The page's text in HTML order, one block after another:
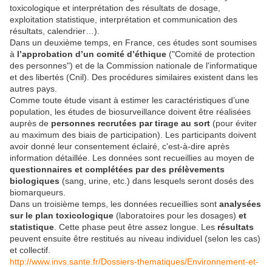
toxicologique et interprétation des résultats de dosage,
exploitation statistique, interprétation et communication des
résultats, calendrier…).
Dans un deuxième temps, en France, ces études sont soumises
à l’approbation d’un comité d’éthique ("Comité de protection
des personnes") et de la Commission nationale de l'informatique
et des libertés (Cnil). Des procédures similaires existent dans les
autres pays.
Comme toute étude visant à estimer les caractéristiques d’une
population, les études de biosurveillance doivent être réalisées
auprès de personnes recrutées par tirage au sort (pour éviter
au maximum des biais de participation). Les participants doivent
avoir donné leur consentement éclairé, c'est-à-dire après
information détaillée. Les données sont recueillies au moyen de
questionnaires et complétées par des prélèvements
biologiques (sang, urine, etc.) dans lesquels seront dosés des
biomarqueurs.
Dans un troisième temps, les données recueillies sont analysées
sur le plan toxicologique (laboratoires pour les dosages) et
statistique . Cette phase peut être assez longue. Les résultats
peuvent ensuite être restitués au niveau individuel (selon les cas)
et collectif.
http://www.invs.sante.fr/Dossiers-thematiques/Environnement-et-